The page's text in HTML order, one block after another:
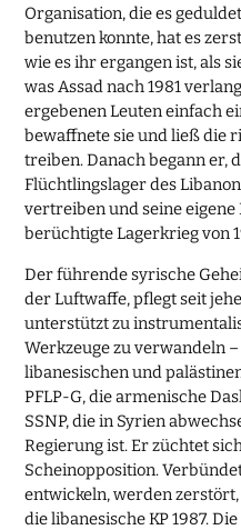
Organisation, die es
benutzen konnte, hat es
wie es ihr ergangen ist, als
was Assad nach 1981
ergebenen Leuten einfach
bewaffnete sie und ließ die
treiben. Danach begann er,
Flüchtlingslager des
vertreiben und seine eigene
berüchtigte Lagerkrieg von
Der führende syrische
der Luftwaffe, pflegt seit
unterstützt zu
Werkzeuge zu verwandeln
libanesischen und
PFLP-G, die armenische
SSNP, die in Syrien
Regierung ist. Er züchtet
Scheinopposition.
entwickeln, werden
die libanesische KP 1987.